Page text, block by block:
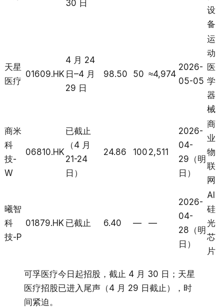
30 日
设
备
天星
医疗
01609.HK
4 月 24
日–4 月
29 日
98.50 50 ≈4,974
2026-
05-05
运
动
医
学
器
械
商米
科
技-
W
06810.HK
已截止
（4 月
21-24
日）
24.86 100 2,511
2026-
04-
29（明
日）
商
业
物
联
网
曦智
科
技-P
01879.HK 已截止 6.40 — —
2026-
04-
28（明
日）
AI
硅
光
芯
片
可孚医疗今日起招股，截止 4 月 30 日；天星
医疗招股已进入尾声（4 月 29 日截止），时
间紧迫。